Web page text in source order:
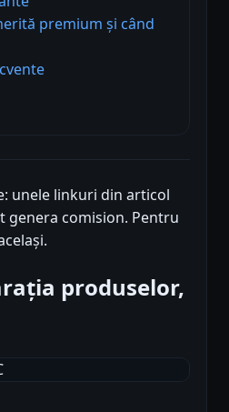
premium și când
unele linkuri din articol
genera comision. Pentru
produselor,